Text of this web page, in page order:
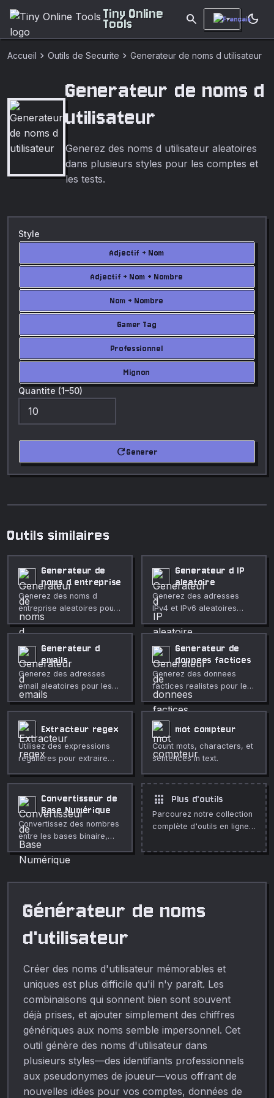
Tiny Online
Tools search dark_mode
Accueil chevron_right Outils de Securite chevron_right Generateur de noms d utilisateur
Generateur de noms d
utilisateur
Generez des noms d utilisateur aleatoires
dans plusieurs styles pour les comptes et
les tests.
Style
Adjectif + Nom
Adjectif + Nom + Nombre
Nom + Nombre
Gamer Tag
Professionnel
Mignon
Quantite (1–50)
refreshGenerer
Outils similaires
Generateur de
noms d entreprise
Generez des noms d
entreprise aleatoires pour
les tests, maquettes et
idees.
Generateur d IP
aleatoire
Generez des adresses
IPv4 et IPv6 aleatoires
pour les tests et le
developpement avec choix
public ou prive.
Generateur d
emails
Generez des adresses
email aleatoires pour les
tests et le developpement.
Generateur de
donnees factices
Generez des donnees
factices realistes pour les
tests et le developpement :
personnes, entreprises et
internet.
Extracteur regex
Utilisez des expressions
regulieres pour extraire
localement dans le
navigateur.
mot compteur
Count mots, characters, et
sentences in text.
Convertisseur de
Base Numérique
Convertissez des nombres
entre les bases binaire,
octale, décimale et
hexadécimale
apps Plus d'outils
Parcourez notre collection
complète d'outils en ligne
Générateur de noms
d'utilisateur
Créer des noms d'utilisateur mémorables et
uniques est plus difficile qu'il n'y paraît. Les
combinaisons qui sonnent bien sont souvent
déjà prises, et ajouter simplement des chiffres
génériques aux noms semble impersonnel. Cet
outil génère des noms d'utilisateur dans
plusieurs styles—des identifiants professionnels
aux pseudonymes de joueur—vous offrant de
nouvelles idées pour vos comptes, données de